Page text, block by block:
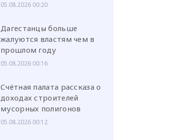
05.08.2026 00:20
Дагестанцы больше
жалуются властям чем в
прошлом году
05.08.2026 00:16
Счётная палата рассказа о
доходах строителей
мусорных полигонов
05.08.2026 00:12